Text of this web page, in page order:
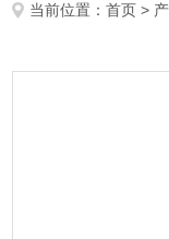
当前位置：首页 >